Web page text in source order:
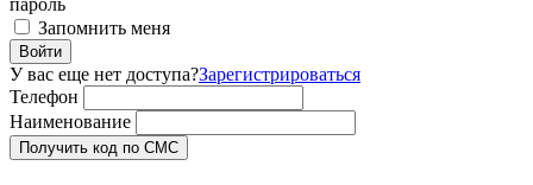
пароль
Запомнить меня
Войти
У вас еще нет доступа?Зарегистрироваться
Телефон
Наименование
Получить код по СМС